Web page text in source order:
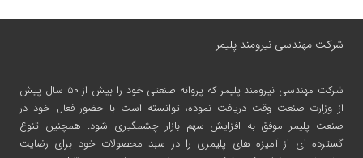
شرکت مهندسی نیرومند پلیمر
شرکت مهندسی نیرومند پلیمر
که پروانه صنعتی خود را بیش از ۵۰ سال پیش
از وزارت صنعت وقت دریافت نموده، توانسته است با حضور فعال خود در
صنعت پلیمر موفق به افزایش سهم بازار چشمگیری شود. همچنین تنوع
گسترده ای از آمیزه های پلیمری را در سبد محصولات خود برای رضایت